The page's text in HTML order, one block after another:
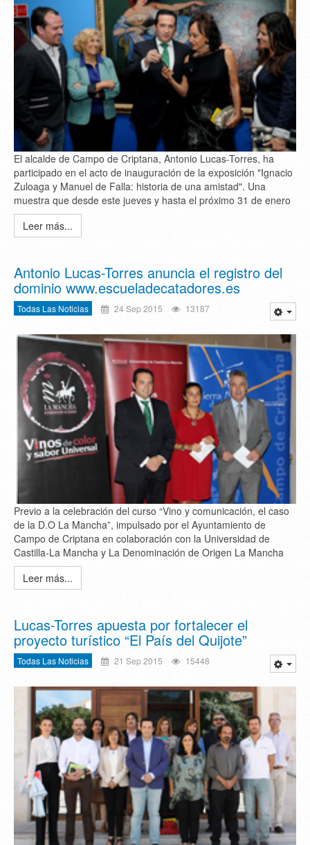
El alcalde de Campo de Criptana, Antonio Lucas-Torres, ha
participado en el acto de inauguración de la exposición "Ignacio
Zuloaga y Manuel de Falla: historia de una amistad". Una
muestra que desde este jueves y hasta el próximo 31 de enero
Leer más...
Antonio Lucas-Torres anuncia el registro del
dominio www.escueladecatadores.es
Todas Las Noticias 24 Sep 2015 13187
Previo a la celebración del curso “Vino y comunicación, el caso
de la D.O La Mancha”, impulsado por el Ayuntamiento de
Campo de Criptana en colaboración con la Universidad de
Castilla-La Mancha y La Denominación de Origen La Mancha
Leer más...
Lucas-Torres apuesta por fortalecer el
proyecto turístico “El País del Quijote”
Todas Las Noticias 21 Sep 2015 15448